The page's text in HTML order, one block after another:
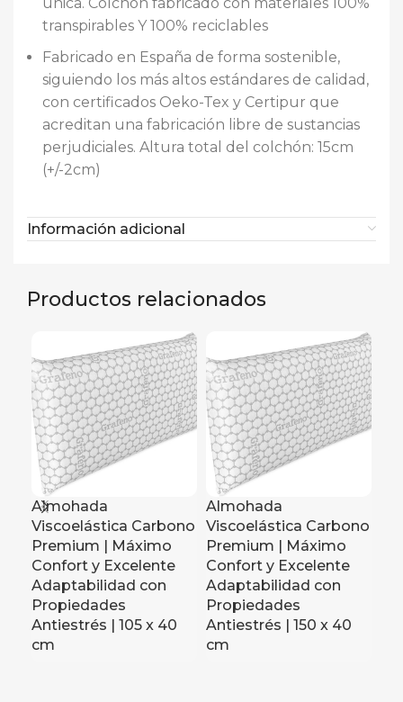
transpirables Y 100% reciclables
Fabricado en España de forma sostenible,
siguiendo los más altos estándares de calidad,
con certificados Oeko-Tex y Certipur que
acreditan una fabricación libre de sustancias
perjudiciales. Altura total del colchón: 15cm
(+/-2cm)
Información adicional
Productos relacionados
Almohada
Viscoelástica Carbono
Premium | Máximo
Confort y Excelente
Adaptabilidad con
Propiedades
Antiestrés | 105 x 40
cm
Almohada
Viscoelástica Carbono
Premium | Máximo
Confort y Excelente
Adaptabilidad con
Propiedades
Antiestrés | 150 x 40
cm